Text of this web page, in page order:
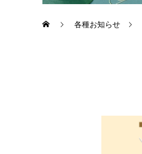
各種お知らせ